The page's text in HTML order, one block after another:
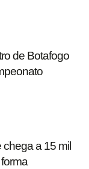
de Botafogo
a 15 mil